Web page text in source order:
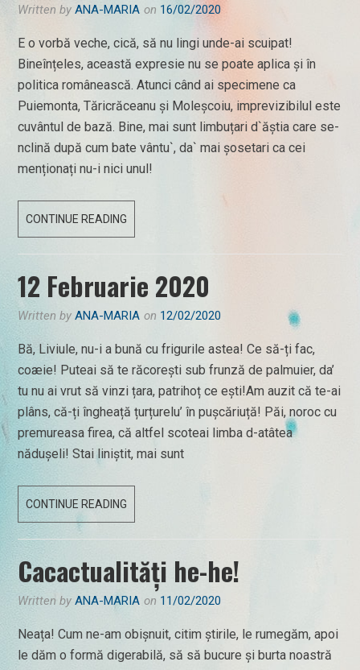
Written byANA-MARIA on 16/02/2020
E o vorbă veche, cică, să nu lingi unde-ai scuipat!
Bineînțeles, această expresie nu se poate aplica și în
politica românească. Atunci când ai specimene ca
Puiemonta, Tăricrăceanu și Moleșcoiu, imprevizibilul este
cuvântul de bază. Bine, mai sunt limbuțari d`ăștia care se-
nclină după cum bate vântu`, da` mai șosetari ca cei
menționați nu-i nici unul!
CONTINUE READING
TRECI
ACASĂ!”
12 Februarie 2020
Written byANA-MARIA on 12/02/2020
Bă, Liviule, nu-i a bună cu frigurile astea! Ce să-ți fac,
coæie! Puteai să te răcorești sub frunză de palmuier, da’
tu nu ai vrut să vinzi țara, patrihoț ce ești!Am auzit că te-ai
plâns, că-ți îngheață țurțurelu’ în pușcăriuță! Păi, noroc cu
premureasa firea, că altfel scoteai limba d-atâtea
nădușeli! Stai liniștit, mai sunt
CONTINUE READING
FEBRUARIE
Cacactualități he-he!
Written byANA-MARIA on 11/02/2020
Neața! Cum ne-am obișnuit, citim știrile, le rumegăm, apoi
le dăm o formă digerabilă, să să bucure și burta noastră